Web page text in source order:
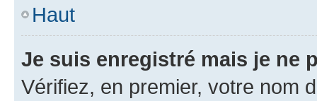
Haut
Je suis enregistré mais je ne
Vérifiez, en premier, votre nom